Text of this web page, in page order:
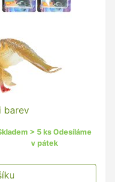
barev
> 5 ks Odesíláme
v pátek